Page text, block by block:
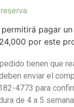
pagar un
24,000 por este
tienen que
enviar el
4773 para
de 4 a 5